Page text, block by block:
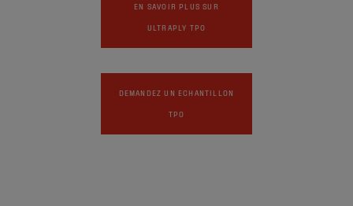
EN SAVOIR PLUS SUR
ULTRAPLY TPO
DEMANDEZ UN ECHANTILLON
TPO